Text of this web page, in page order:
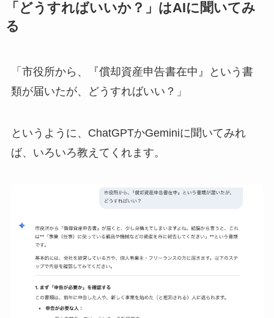
「どうすればいいか？」はAIに聞いてみ
る
「市役所から、『償却資産申告書在中』という書
類が届いたが、どうすればいい？」
というように、ChatGPTかGeminiに聞いてみれ
ば、いろいろ教えてくれます。